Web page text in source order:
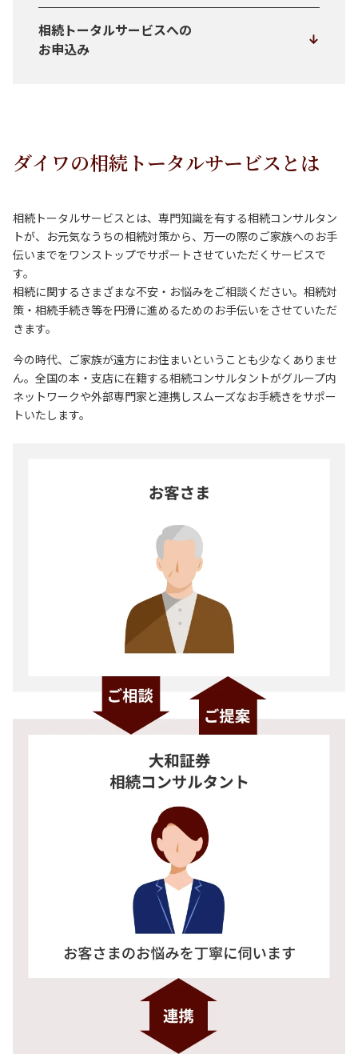
相続トータルサービスへの
お申込み
ダイワの相続トータルサービスとは
相続トータルサービスとは、専門知識を有する相続コンサルタン
トが、お元気なうちの相続対策から、万一の際のご家族へのお手
伝いまでをワンストップでサポートさせていただくサービスで
す。
相続に関するさまざまな不安・お悩みをご相談ください。相続対
策・相続手続き等を円滑に進めるためのお手伝いをさせていただ
きます。
今の時代、ご家族が遠方にお住まいということも少なくありませ
ん。全国の本・支店に在籍する相続コンサルタントがグループ内
ネットワークや外部専門家と連携しスムーズなお手続きをサポー
トいたします。